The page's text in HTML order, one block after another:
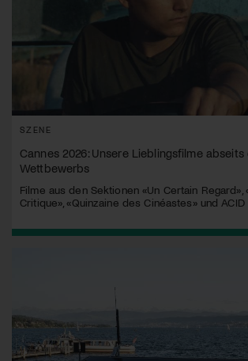
SZENE
Cannes 2026: Unsere Lieblingsfilme abseits
Wettbewerbs
Filme aus den Sektionen «Un Certain Regard»,
Critique», «Quinzaine des Cinéastes» und ACID